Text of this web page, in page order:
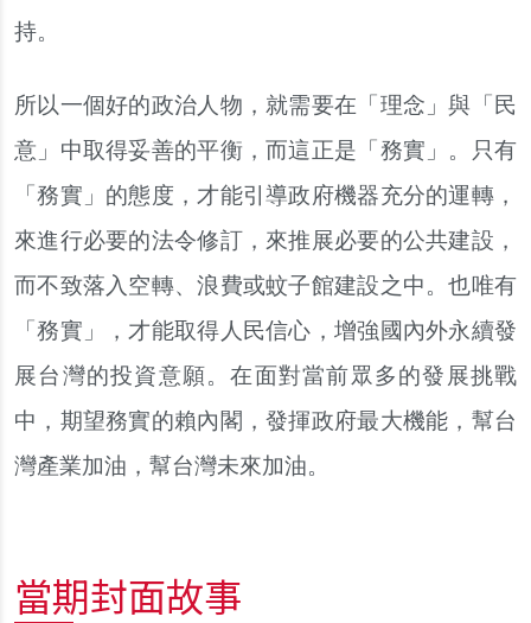
持。
所以一個好的政治人物，就需要在「理念」與「民
意」中取得妥善的平衡，而這正是「務實」。只有
「務實」的態度，才能引導政府機器充分的運轉，
來進行必要的法令修訂，來推展必要的公共建設，
而不致落入空轉、浪費或蚊子館建設之中。也唯有
「務實」，才能取得人民信心，增強國內外永續發
展台灣的投資意願。在面對當前眾多的發展挑戰
中，期望務實的賴內閣，發揮政府最大機能，幫台
灣產業加油，幫台灣未來加油。
當期封面故事